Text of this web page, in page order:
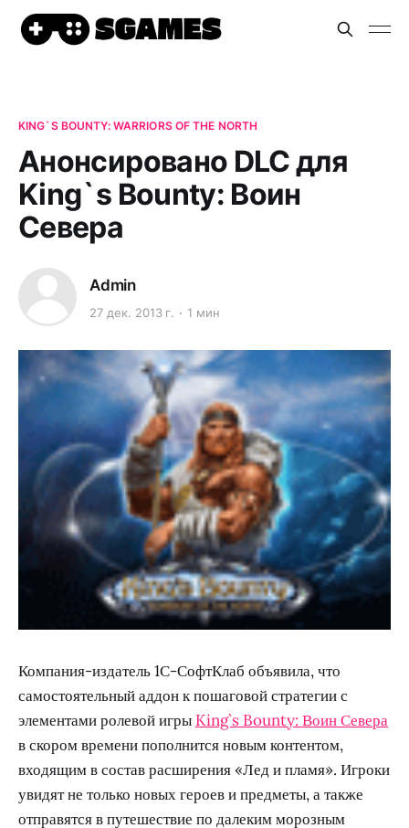
KING`S BOUNTY: WARRIORS OF THE NORTH
Анонсировано DLC для
King`s Bounty: Воин
Севера
Admin
27 дек. 2013 г. 1 мин
Компания-издатель 1С-СофтКлаб объявила, что
самостоятельный аддон к пошаговой стратегии с
элементами ролевой игры King`s Bounty: Воин Севера
в скором времени пополнится новым контентом,
входящим в состав расширения «Лед и пламя». Игроки
увидят не только новых героев и предметы, а также
отправятся в путешествие по далеким морозным